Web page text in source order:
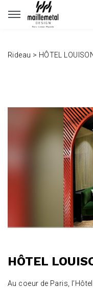
Panneau de gestion des
Rideau > HÔTEL
HÔTEL
Au coeur de Paris,